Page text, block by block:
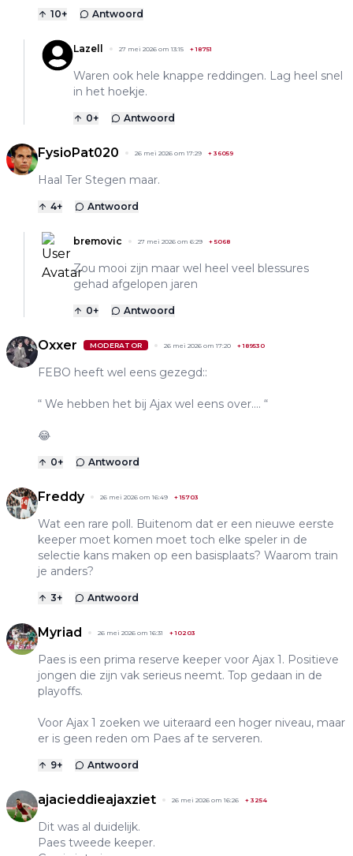
10+ Antwoord
Lazell 27 mei 2026 om 13:15 +18751
Waren ook hele knappe reddingen. Lag heel snel
in het hoekje.
0+ Antwoord
FysioPat020 26 mei 2026 om 17:29 + 36059
Haal Ter Stegen maar.
4+ Antwoord
bremovic 27 mei 2026 om 6:29 + 5068
Zou mooi zijn maar wel heel veel blessures
gehad afgelopen jaren
0+ Antwoord
Oxxer MODERATOR 26 mei 2026 om 17:20 +189530
FEBO heeft wel eens gezegd::
“ We hebben het bij Ajax wel eens over…. “
😂
0+ Antwoord
Freddy 26 mei 2026 om 16:49 +15703
Wat een rare poll. Buitenom dat er een nieuwe eerste
keeper moet komen moet toch elke speler in de
selectie kans maken op een basisplaats? Waarom train
je anders?
3+ Antwoord
Myriad 26 mei 2026 om 16:31 +10203
Paes is een prima reserve keeper voor Ajax 1. Positieve
jongen die zijn vak serieus neemt. Top gedaan in de
playoffs.
Voor Ajax 1 zoeken we uiteraard een hoger niveau, maar
er is geen reden om Paes af te serveren.
9+ Antwoord
ajacieddieajaxziet 26 mei 2026 om 16:26 + 3254
Dit was al duidelijk.
Paes tweede keeper.